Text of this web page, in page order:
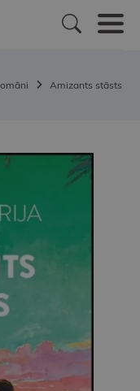
Amizants stāsts